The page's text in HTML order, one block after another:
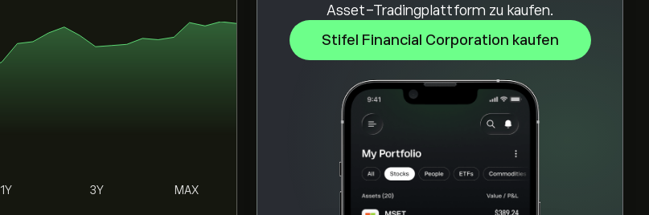
Asset-Tradingplattform zu kaufen.
Stifel Financial Corporation kaufen
1Y 3Y MAX